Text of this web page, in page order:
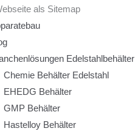
als Sitemap
Edelstahlbehälter
Chemie Behälter Edelstahl
EHEDG Behälter
GMP Behälter
Hastelloy Behälter